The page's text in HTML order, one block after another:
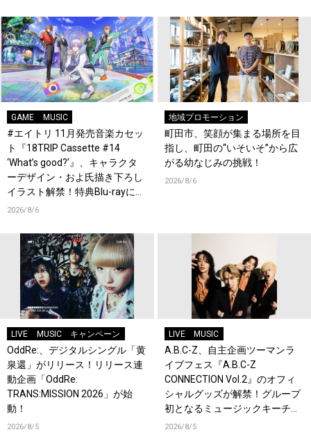
GAME MUSIC
#エイトリ 11月発売音楽カセッ
ト『18TRIP Cassette #14
‘What’s good?’』、キャラクタ
ーデザイン・およ氏描き下ろし
イラスト解禁！特典Blu-rayには
『HAMAツアーズ全体会議』が
2026/8/6
地域プロモーション
町田市、笑顔が集まる場所を目
指し、町田の“いそいそ”から広
がる幼なじみの挑戦！
2026/8/6
LIVE MUSIC キャンペーン
OddRe:、デジタルシングル「黄
泉還」がリリース！リリース連
動企画「OddRe:
TRANS:MISSION 2026」が始
動！
2026/8/5
LIVE MUSIC
A.B.C-Z、自主企画ツーマンラ
イブフェス『A.B.C-Z
CONNECTION Vol.2』のオフィ
シャルグッズが解禁！グループ
初となるミュージックキーチェ
ーンが登場！
2026/8/5